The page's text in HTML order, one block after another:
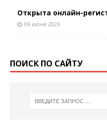
Открыта онлайн-
06 июня 2026
ПОИСК ПО САЙТУ